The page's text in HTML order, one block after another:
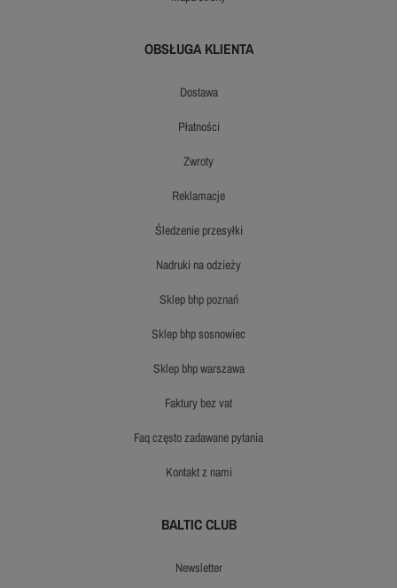
OBSŁUGA KLIENTA
dostawa
płatności
zwroty
reklamacje
śledzenie przesyłki
nadruki na odzieży
sklep bhp poznań
sklep bhp sosnowiec
sklep bhp warszawa
faktury bez vat
faq często zadawane pytania
kontakt z nami
BALTIC CLUB
newsletter